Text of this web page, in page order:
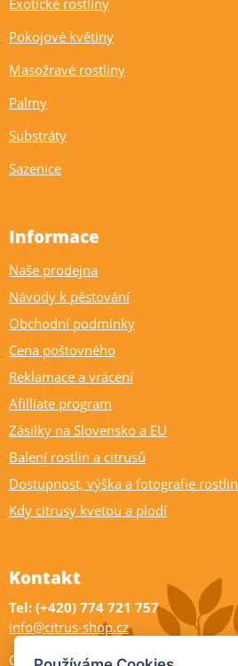
Pokojové květiny
Masožravé rostliny
Palmy
Substráty
Sazenice
Informace
Naše prodejna
Návody k pěstování
Obchodní podmínky
Cena poštovného
Reklamace a vrácení
Afilliate program
Zásilky na Slovensko a EU
Balení rostlin a citrusů
Dostupnost, výška a fotografie rostlin
Kdy citrusy kvetou a plodí
Kontakt
Tel: (+420) 774 721 757
info@citrus-shop.cz
Citrus shop zahradnictví